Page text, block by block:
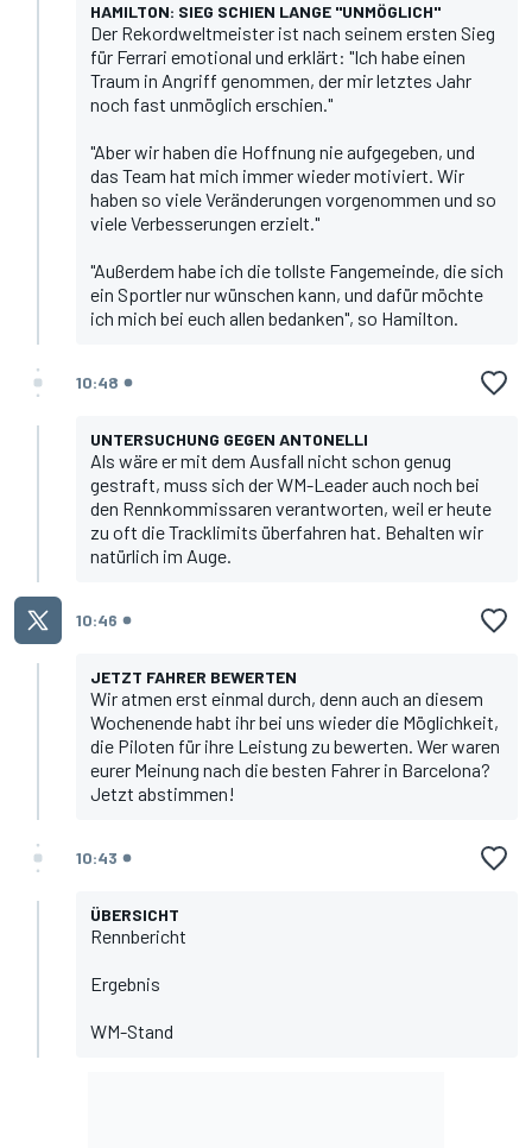
HAMILTON: SIEG SCHIEN LANGE "UNMÖGLICH"
Der Rekordweltmeister ist nach seinem ersten Sieg
für Ferrari emotional und erklärt: "Ich habe einen
Traum in Angriff genommen, der mir letztes Jahr
noch fast unmöglich erschien."
"Aber wir haben die Hoffnung nie aufgegeben, und
das Team hat mich immer wieder motiviert. Wir
haben so viele Veränderungen vorgenommen und so
viele Verbesserungen erzielt."
"Außerdem habe ich die tollste Fangemeinde, die sich
ein Sportler nur wünschen kann, und dafür möchte
ich mich bei euch allen bedanken", so Hamilton.
10:48
UNTERSUCHUNG GEGEN ANTONELLI
Als wäre er mit dem Ausfall nicht schon genug
gestraft, muss sich der WM-Leader auch noch bei
den Rennkommissaren verantworten, weil er heute
zu oft die Tracklimits überfahren hat. Behalten wir
natürlich im Auge.
10:46
JETZT FAHRER BEWERTEN
Wir atmen erst einmal durch, denn auch an diesem
Wochenende habt ihr bei uns wieder die Möglichkeit,
die Piloten für ihre Leistung zu bewerten. Wer waren
eurer Meinung nach die besten Fahrer in Barcelona?
Jetzt abstimmen!
10:43
ÜBERSICHT
Rennbericht
Ergebnis
WM-Stand